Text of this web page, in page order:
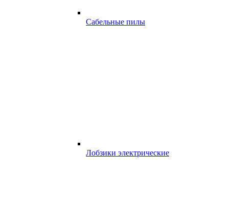
Сабельные пилы
Лобзики электрические